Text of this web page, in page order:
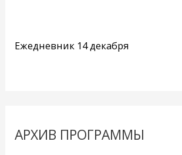
Ежедневник 14 декабря
АРХИВ ПРОГРАММЫ